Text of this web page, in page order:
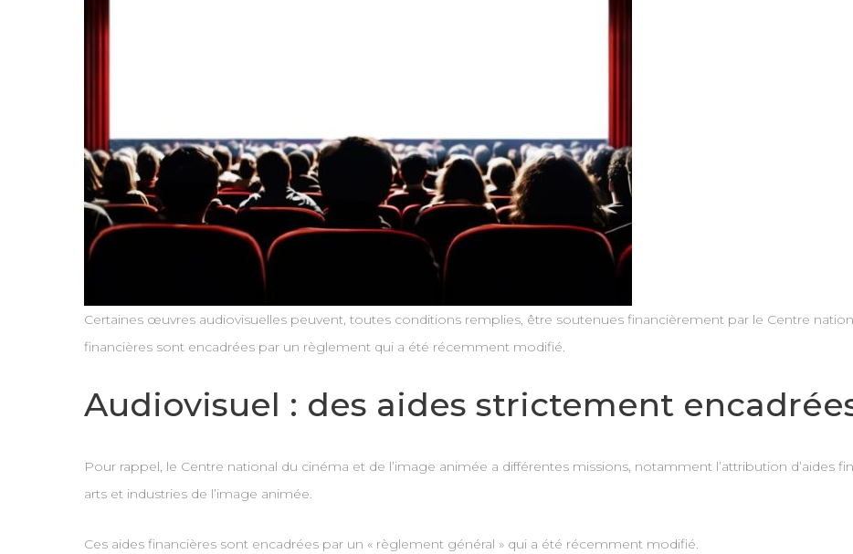
Certaines œuvres audiovisuelles peuvent, toutes conditions remplies, être soutenues financièrement par le Centre
financières sont encadrées par un règlement qui a été récemment modifié.
Audiovisuel : des aides strictement
Pour rappel, le Centre national du cinéma et de l’image animée a différentes missions, notamment l’attribution d’aides
arts et industries de l’image animée.
Ces aides financières sont encadrées par un « règlement général » qui a été récemment modifié.